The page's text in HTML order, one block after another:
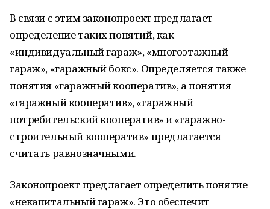
В связи с этим законопроект предлагает
определение таких понятий, как
«индивидуальный гараж», «многоэтажный
гараж», «гаражный бокс». Определяется также
понятия «гаражный кооператив», а понятия
«гаражный кооператив», «гаражный
потребительский кооператив» и «гаражно-
строительный кооператив» предлагается
считать равнозначными.
Законопроект предлагает определить понятие
«некапитальный гараж». Это обеспечит